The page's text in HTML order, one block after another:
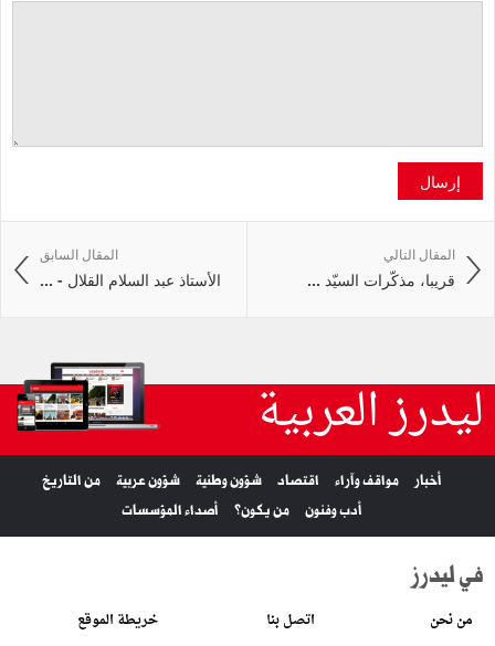
إرسال
المقال السابق
الأستاذ عبد السلام القلال - ...
المقال التالي
قريبا، مذكّرات السيّد ...
ليدرز العربية
أخبار مواقف وآراء اقتصاد شؤون وطنية شؤون عربية
من التاريخ
أدب وفنون
من يكون؟ أصداء المؤسسات
في ليدرز
من نحن اتصل بنا خريطة الموقع